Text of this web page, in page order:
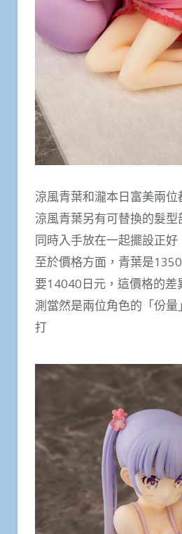
涼風青葉和瀧本日富美兩位
涼風青葉另有可替換的髮
同時入手放在一起擺設正好
至於價格方面，青葉是
要14040日元，這價格的差
測當然是兩位角色的「份
打